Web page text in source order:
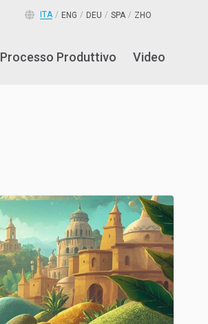
Processo Produttivo Video
ITA ENG DEU SPA ZHO